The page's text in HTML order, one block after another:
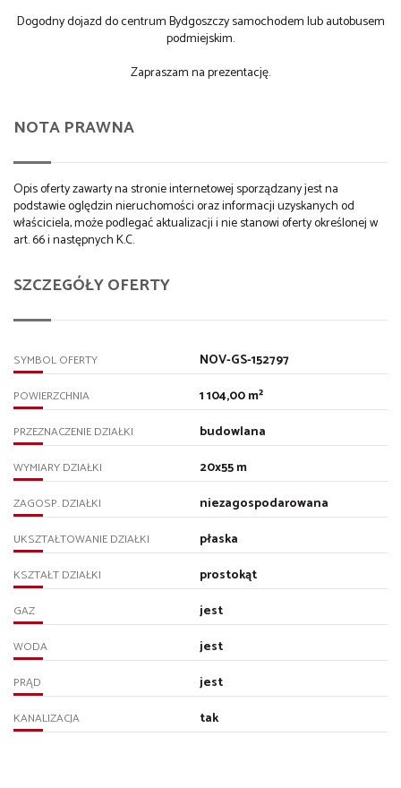
Dogodny dojazd do centrum Bydgoszczy samochodem lub autobusem
podmiejskim.
Zapraszam na prezentację.
NOTA PRAWNA
Opis oferty zawarty na stronie internetowej sporządzany jest na
podstawie oględzin nieruchomości oraz informacji uzyskanych od
właściciela, może podlegać aktualizacji i nie stanowi oferty określonej w
art. 66 i następnych K.C.
SZCZEGÓŁY OFERTY
SYMBOL OFERTY NOV-GS-152797
POWIERZCHNIA 1 104,00 m²
PRZEZNACZENIE DZIAŁKI budowlana
WYMIARY DZIAŁKI 20x55 m
ZAGOSP. DZIAŁKI niezagospodarowana
UKSZTAŁTOWANIE DZIAŁKI płaska
KSZTAŁT DZIAŁKI prostokąt
GAZ jest
WODA jest
PRĄD jest
KANALIZACJA tak